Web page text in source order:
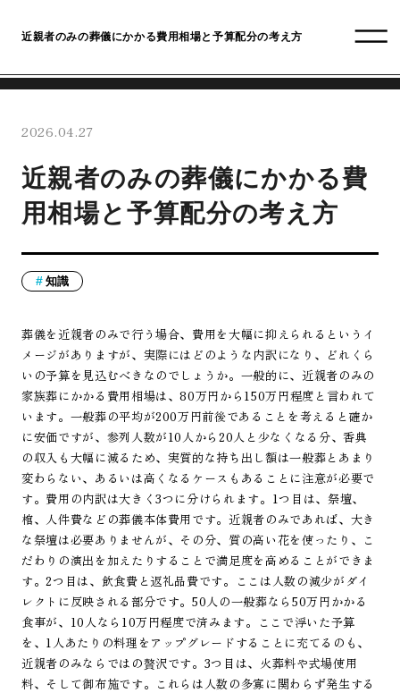
近親者のみの葬儀にかかる費用相場と予算配分の考え方
2026.04.27
近親者のみの葬儀にかかる費
用相場と予算配分の考え方
知識
葬儀を近親者のみで行う場合、費用を大幅に抑えられるというイ
メージがありますが、実際にはどのような内訳になり、どれくら
いの予算を見込むべきなのでしょうか。一般的に、近親者のみの
家族葬にかかる費用相場は、80万円から150万円程度と言われて
います。一般葬の平均が200万円前後であることを考えると確か
に安価ですが、参列人数が10人から20人と少なくなる分、香典
の収入も大幅に減るため、実質的な持ち出し額は一般葬とあまり
変わらない、あるいは高くなるケースもあることに注意が必要で
す。費用の内訳は大きく3つに分けられます。1つ目は、祭壇、
棺、人件費などの葬儀本体費用です。近親者のみであれば、大き
な祭壇は必要ありませんが、その分、質の高い花を使ったり、こ
だわりの演出を加えたりすることで満足度を高めることができま
す。2つ目は、飲食費と返礼品費です。ここは人数の減少がダイ
レクトに反映される部分です。50人の一般葬なら50万円かかる
食事が、10人なら10万円程度で済みます。ここで浮いた予算
を、1人あたりの料理をアップグレードすることに充てるのも、
近親者のみならではの贅沢です。3つ目は、火葬料や式場使用
料、そして御布施です。これらは人数の多寡に関わらず発生する